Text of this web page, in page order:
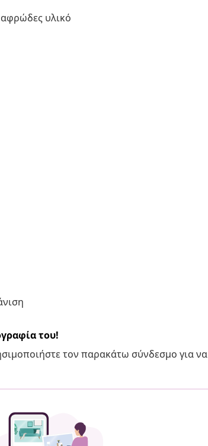
υλικό
του!
τον παρακάτω σύνδεσμο για να